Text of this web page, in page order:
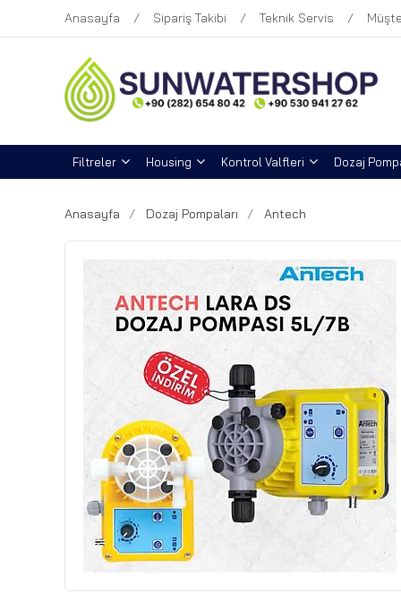
Anasayfa Sipariş Takibi Teknik Servis
Filtreler Housing Kontrol Valfleri Dozaj
Anasayfa Dozaj Pompaları Antech